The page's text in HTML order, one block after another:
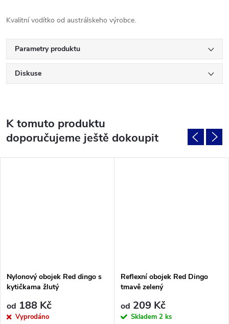
Kvalitní vodítko od austrálskeho výrobce.
Parametry produktu
Diskuse
K tomuto produktu
doporučujeme ještě dokoupit
Nylonový obojek Red dingo s
kytičkama žlutý
od 188 Kč
Vyprodáno
Reflexní obojek Red Dingo
tmavě zelený
od 209 Kč
Skladem 2 ks